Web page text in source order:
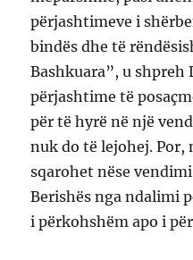
përjashtimeve i
bindës dhe të
Bashkuara”, u shpreh
përjashtime të
për të hyrë në një
nuk do të lejohej. Por,
sqarohet nëse
Berishës nga ndalimi
i përkohshëm apo i